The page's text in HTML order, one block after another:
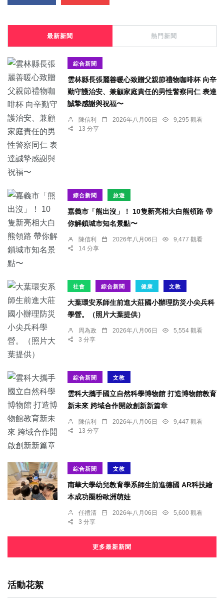
最新新聞 熱門新聞
綜合新聞
雲林縣長張麗善暖心致贈父親節禮物咖啡杯 向辛
勤守護治安、兼顧家庭責任的男性警察同仁 表達
誠摯感謝與祝福〜
陳信利 2026年八月06日
9,295 觀看
13 分享
綜合新聞 旅遊
嘉義市「熊出沒」！ 10隻新亮相大白熊領路 帶
你解鎖城市知名景點〜
陳信利 2026年八月06日
9,477 觀看
14 分享
社會 綜合新聞 健康 文教
大葉環安系師生前進大莊國小辦理防災小尖兵科
學營。（照片大葉提供）
周為政 2026年八月06日
5,554 觀看
3 分享
綜合新聞 文教
雲科大攜手國立自然科學博物館 打造博物館教育
新未來 跨域合作開啟創新新篇章
陳信利 2026年八月06日
9,447 觀看
13 分享
綜合新聞 文教
南華大學幼兒教育學系師生前進德國 AR科技繪
本成功圈粉歐洲萌娃
任禮清 2026年八月06日
5,600 觀看
3 分享
更多最新新聞
活動花絮